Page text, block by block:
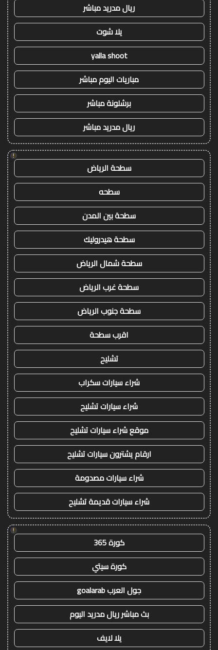
ريال مدريد مباشر
يلا شوت
yalla shoot
مباريات اليوم مباشر
برشلونة مباشر
ريال مدريد مباشر
!
سطحة الرياض
سطحه
سطحة بين المدن
سطحة هيدروليك
سطحة شمال الرياض
سطحة غرب الرياض
سطحة جنوب الرياض
اقرب سطحة
تشليح
شراء سيارات سكراب
شراء سيارات تشليح
موقع شراء سيارات تشليح
ارقام يشترون سيارات تشليح
شراء سيارات مصدومة
شراء سيارات قديمة تشليح
!
كورة 365
كورة سيتي
جول العرب goalarab
بث مباشر ريال مدريد اليوم
يلا لايف